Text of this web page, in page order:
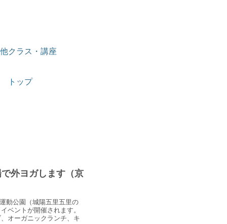
クラス・講座
トップ
外ヨガします（京
動公園（城陽五里五里の
ベントが開催されます。
オーガニックランチ、キ